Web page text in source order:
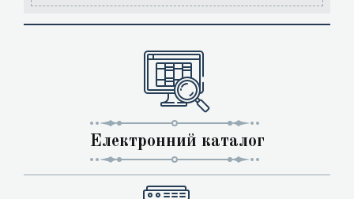
Електронний каталог